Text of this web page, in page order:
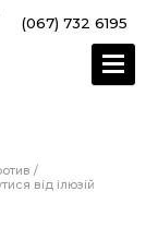
(067) 732 6195
/
від ілюзій